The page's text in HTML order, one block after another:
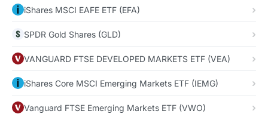
iShares MSCI EAFE ETF (EFA)
SPDR Gold Shares (GLD)
VANGUARD FTSE DEVELOPED MARKETS ETF (VEA)
iShares Core MSCI Emerging Markets ETF (IEMG)
Vanguard FTSE Emerging Markets ETF (VWO)